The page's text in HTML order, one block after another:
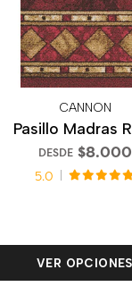
CANNON
Pasillo Madras
DESDE $8.000
5.0
VER OPCIONES